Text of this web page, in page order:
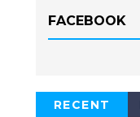
FACEBOOK
RECENT